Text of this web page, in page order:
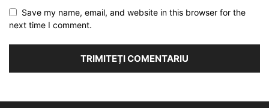
Save my name, email, and website in this browser for the
next time I comment.